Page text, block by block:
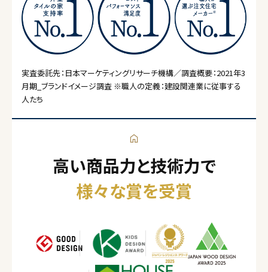
実査委託先：日本マーケティングリサーチ機構／調査概要：2021年3
月期_ブランドイメージ調査 ※職人の定義：建設関連業に従事する
人たち
高い商品力と技術力で
様々な賞を受賞